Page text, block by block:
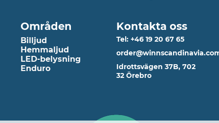
Områden
Billjud
Hemmaljud
LED-belysning
Enduro
Kontakta oss
Tel: +46 19 20 67 65
Idrottsvägen 37B, 702
32 Örebro